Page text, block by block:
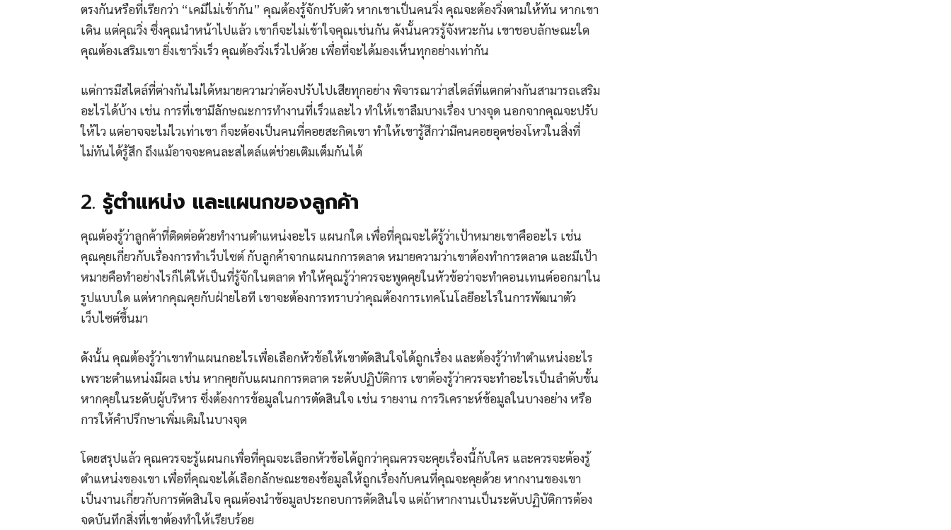
ตรงกันหรือที่เรียกว่า “เคมีไม่เข้ากัน” คุณต้องรู้จักปรับตัว หากเขาเป็นคนวิ่ง คุณจะต้องวิ่งตามให้ทัน หากเขา
เดิน แต่คุณวิ่ง ซึ่งคุณนำหน้าไปแล้ว เขาก็จะไม่เข้าใจคุณเช่นกัน ดังนั้นควรรู้จังหวะกัน เขาชอบลักษณะใด
คุณต้องเสริมเขา ยิ่งเขาวิ่งเร็ว คุณต้องวิ่งเร็วไปด้วย เพื่อที่จะได้มองเห็นทุกอย่างเท่ากัน
แต่การมีสไตล์ที่ต่างกันไม่ได้หมายความว่าต้องปรับไปเสียทุกอย่าง พิจารณาว่าสไตล์ที่แตกต่างกันสามารถเสริม
อะไรได้บ้าง เช่น การที่เขามีลักษณะการทำงานที่เร็วและไว ทำให้เขาลืมบางเรื่อง บางจุด นอกจากคุณจะปรับ
ให้ไว แต่อาจจะไม่ไวเท่าเขา ก็จะต้องเป็นคนที่คอยสะกิดเขา ทำให้เขารู้สึกว่ามีคนคอยอุดช่องโหว่ในสิ่งที่
ไม่ทันได้รู้สึก ถึงแม้อาจจะคนละสไตล์แต่ช่วยเติมเต็มกันได้
2. รู้ตำแหน่ง และแผนกของลูกค้า
คุณต้องรู้ว่าลูกค้าที่ติดต่อด้วยทำงานตำแหน่งอะไร แผนกใด เพื่อที่คุณจะได้รู้ว่าเป้าหมายเขาคืออะไร เช่น
คุณคุยเกี่ยวกับเรื่องการทำเว็บไซต์ กับลูกค้าจากแผนกการตลาด หมายความว่าเขาต้องทำการตลาด และมีเป้า
หมายคือทำอย่างไรก็ได้ให้เป็นที่รู้จักในตลาด ทำให้คุณรู้ว่าควรจะพูดคุยในหัวข้อว่าจะทำคอนเทนต์ออกมาใน
รูปแบบใด แต่หากคุณคุยกับฝ่ายไอที เขาจะต้องการทราบว่าคุณต้องการเทคโนโลยีอะไรในการพัฒนาตัว
เว็บไซต์ขึ้นมา
ดังนั้น คุณต้องรู้ว่าเขาทำแผนกอะไรเพื่อเลือกหัวข้อให้เขาตัดสินใจได้ถูกเรื่อง และต้องรู้ว่าทำตำแหน่งอะไร
เพราะตำแหน่งมีผล เช่น หากคุยกับแผนกการตลาด ระดับปฏิบัติการ เขาต้องรู้ว่าควรจะทำอะไรเป็นลำดับขั้น
หากคุยในระดับผู้บริหาร ซึ่งต้องการข้อมูลในการตัดสินใจ เช่น รายงาน การวิเคราะห์ข้อมูลในบางอย่าง หรือ
การให้คำปรึกษาเพิ่มเติมในบางจุด
โดยสรุปแล้ว คุณควรจะรู้แผนกเพื่อที่คุณจะเลือกหัวข้อได้ถูกว่าคุณควรจะคุยเรื่องนี้กับใคร และควรจะต้องรู้
ตำแหน่งของเขา เพื่อที่คุณจะได้เลือกลักษณะของข้อมูลให้ถูกเรื่องกับคนที่คุณจะคุยด้วย หากงานของเขา
เป็นงานเกี่ยวกับการตัดสินใจ คุณต้องนำข้อมูลประกอบการตัดสินใจ แต่ถ้าหากงานเป็นระดับปฏิบัติการต้อง
จดบันทึกสิ่งที่เขาต้องทำให้เรียบร้อย